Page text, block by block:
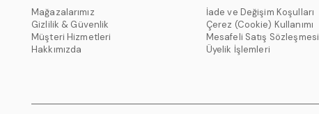
Mağazalarımız
Gizlilik & Güvenlik
Müşteri Hizmetleri
Hakkımızda
İade ve Değişim Koşulları
Çerez (Cookie) Kullanımı
Mesafeli Satış Sözleşmesi
Üyelik İşlemleri